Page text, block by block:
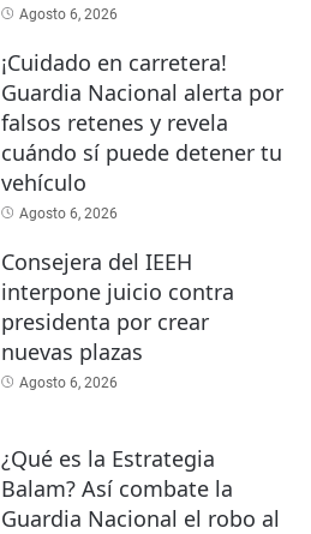
Agosto 6, 2026
¡Cuidado en carretera!
Guardia Nacional alerta por
falsos retenes y revela
cuándo sí puede detener tu
vehículo
Agosto 6, 2026
Consejera del IEEH
interpone juicio contra
presidenta por crear
nuevas plazas
Agosto 6, 2026
¿Qué es la Estrategia
Balam? Así combate la
Guardia Nacional el robo al